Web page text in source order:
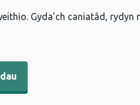
Gyda’ch caniatâd,